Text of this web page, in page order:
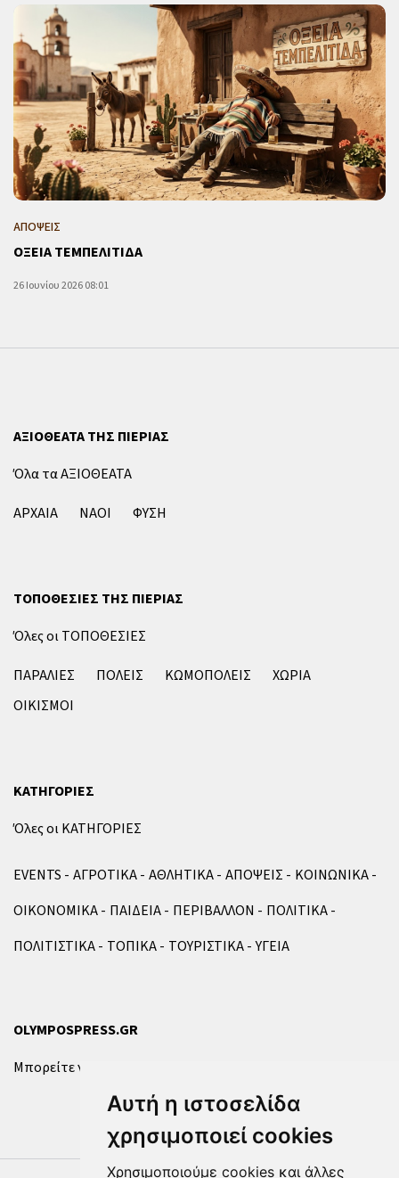
Αυτή η ιστοσελίδα
χρησιμοποιεί cookies
Χρησιμοποιούμε cookies και άλλες
ΑΠΟΨΕΙΣ
ΟΞΕΙΑ ΤΕΜΠΕΛΙΤΙΔΑ
26 Ιουνίου 2026 08:01
ΑΞΙΟΘΕΑΤΑ ΤΗΣ ΠΙΕΡΙΑΣ
Όλα τα ΑΞΙΟΘΕΑΤΑ
ΑΡΧΑΙΑ
ΝΑΟΙ ΦΥΣΗ
ΤΟΠΟΘΕΣΙΕΣ ΤΗΣ ΠΙΕΡΙΑΣ
Όλες οι ΤΟΠΟΘΕΣΙΕΣ
ΠΑΡΑΛΙΕΣ
ΠΟΛΕΙΣ ΚΩΜΟΠΟΛΕΙΣ
ΧΩΡΙΑ
ΟΙΚΙΣΜΟΙ
ΚΑΤΗΓΟΡΙΕΣ
Όλες οι ΚΑΤΗΓΟΡΙΕΣ
EVENTS ΑΓΡΟΤΙΚΑ ΑΘΛΗΤΙΚΑ ΑΠΟΨΕΙΣ
ΚΟΙΝΩΝΙΚΑ
ΟΙΚΟΝΟΜΙΚΑ
ΠΑΙΔΕΙΑ ΠΕΡΙΒΑΛΛΟΝ
ΠΟΛΙΤΙΚΑ
ΠΟΛΙΤΙΣΤΙΚΑ
ΤΟΠΙΚΑ ΤΟΥΡΙΣΤΙΚΑ ΥΓΕΙΑ
OLYMPOSPRESS.GR
Μπορείτε να επικοινωνήσετε μαζί μας μέσω της